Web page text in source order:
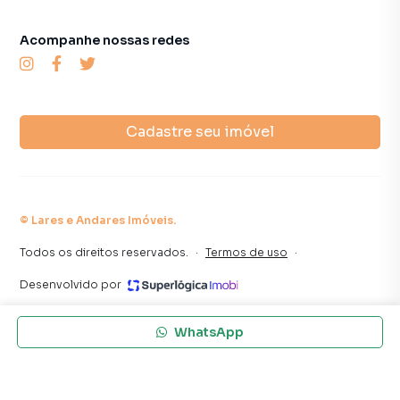
programadores, corretores treinados e uma central de
atendimento preparada para atender proprietários e
WhatsApp
Cadastre seu imóvel
Acompanhe nossas redes
© Lares e Andares Imóveis.
Todos os direitos reservados. · Termos de uso ·
Desenvolvido por